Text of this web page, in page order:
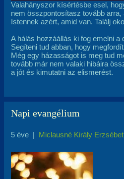
Valahányszor kísértésbe esel,
nem összpontosítasz tovább
Istennek azért, amid van. Találj
A hálás hozzáállás ki fog emelni
Segíteni tud abban, hogy
Még egy házasságot is meg tud
tovább már nem valaki hibáira
a jót és kimutatni az elismerést.
Napi evangélium
5 éve | Miclausné Király Erzsébet